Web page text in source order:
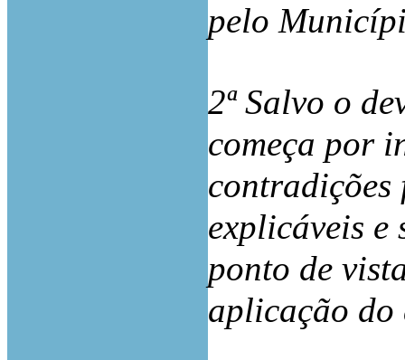
pelo
2ª Salvo o
começa por
explicáveis e
ponto de
aplicação